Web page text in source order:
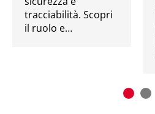
tracciabilità. Scopri
il ruolo e…